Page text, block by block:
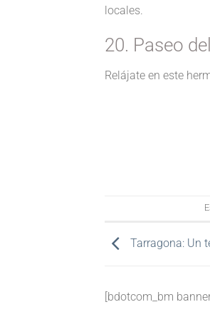
locales.
20. Paseo
Relájate en este
Tarragona: Un
[bdotcom_bm